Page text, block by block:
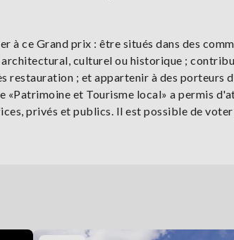
à ce Grand prix : être situés dans des
culturel ou historique ;
restauration ; et appartenir à des porteurs
«Patrimoine et Tourisme local» a permis
privés et publics. Il est possible de